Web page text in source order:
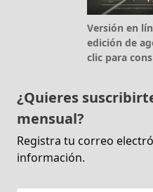
Versión en
edición de
clic para
¿Quieres
mensual?
Registra tu correo
información.